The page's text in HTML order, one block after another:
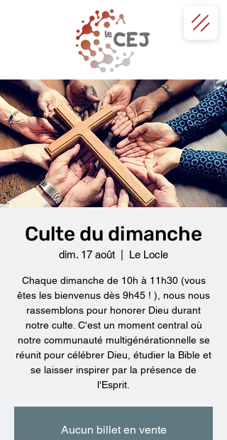
Culte du dimanche
dim. 17 août Le Locle
Chaque dimanche de 10h à 11h30 (vous
êtes les bienvenus dès 9h45 ! ), nous nous
rassemblons pour honorer Dieu durant
notre culte. C'est un moment central où
notre communauté multigénérationnelle se
réunit pour célébrer Dieu, étudier la Bible et
se laisser inspirer par la présence de
l'Esprit.
Aucun billet en vente